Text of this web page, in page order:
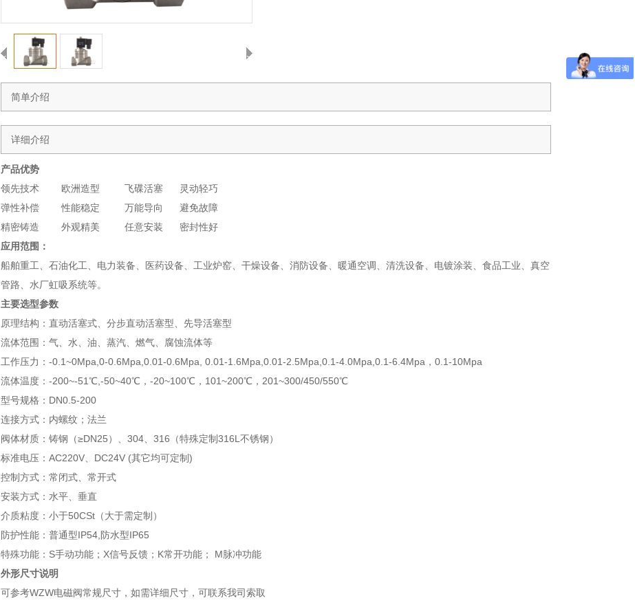
< >
简单介绍
详细介绍
产品优势
领先技术
欧洲造型 飞碟活塞
灵动轻巧
弹性补偿
性能稳定 万能导向
避免故障
精密铸造
外观精美 任意安装
密封性好
应用范围：
船舶重工、石油化工、电力装备、医药设备、工业炉窑、干燥设备、消防设备、暖通空调、清洗设备、电镀涂装、食品工业、真空
管路、水厂虹吸系统等。
主要选型参数
原理结构：直动活塞式、分步直动活塞型、先导活塞型
流体范围：气、水、油、蒸汽、燃气、腐蚀流体等
工作压力： -0.1~0Mpa,0-0.6Mpa,0.01-0.6Mpa, 0.01-1.6Mpa,0.01-2.5Mpa,0.1-4.0Mpa,0.1-6.4Mpa ， 0.1-10Mpa
流体温度： -200~-51℃ ,-50~40℃ ，-20~100℃ ，101~200℃ ，201~300/450/550℃
型号规格： DN0.5-200
连接方式：内螺纹；法兰
阀体材质：铸钢（≥DN25）、 304 316 （特殊定制316L 不锈钢）
标准电压： AC220V DC24V (其它均可定制)
控制方式：常闭式、常开式
安装方式：水平、垂直
介质粘度：小于50CSt （大于需定制）
防护性能：普通型IP54, 防水型IP65
特殊功能： S手动功能； X信号反馈； K常开功能； M脉冲功能
外形尺寸说明
可参考WZW电磁阀常规尺寸， 如需详细尺寸，可联系我司索取